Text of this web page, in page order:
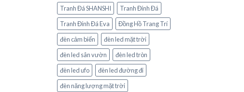
Tranh Đá SHANSHI
Tranh Đính Đá
Tranh Đính Đá Eva
Đồng Hồ Trang Trí
đèn cảm biến
đèn led mặt trời
đèn led sân vườn
đèn led tròn
đèn led ufo
đèn led đường đi
đèn năng lượng mặt trời